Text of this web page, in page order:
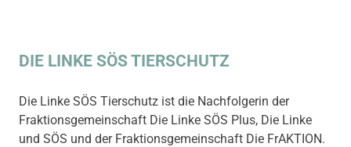
DIE LINKE SÖS TIERSCHUTZ
Die Linke SÖS Tierschutz ist die Nachfolgerin der
Fraktionsgemeinschaft Die Linke SÖS Plus, Die Linke
und SÖS und der Fraktionsgemeinschaft Die FrAKTION.